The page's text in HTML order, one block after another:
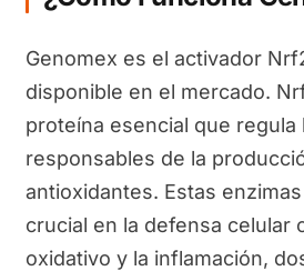
Genomex es el activador
disponible en el mercado.
proteína esencial que regula
responsables de la
antioxidantes. Estas
crucial en la defensa celular
oxidativo y la inflamación,